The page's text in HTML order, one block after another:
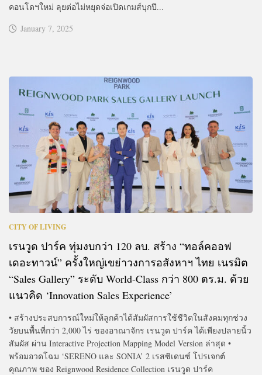
คอนโดฯใหม่ ลุยต่อไม่หยุดจ่อเปิดเกมส์บุกปี...
January 7, 2025
CITY OF LIVING
เรนวูด ปาร์ค ทุ่มงบกว่า 120 ลบ. สร้าง “ทอล์คออฟ
เดอะทาวน์” ครั้งใหญ่เขย่าวงการอสังหาฯ ไทย เนรมิต
“Sales Gallery” ระดับ World-Class กว่า 800 ตร.ม. ด้วย
แนวคิด ‘Innovation Sales Experience’
• สร้างประสบการณ์ใหม่ให้ลูกค้าได้สัมผัสการใช้ชีวิตในสังคมทุกช่วง
วัยบนพื้นที่กว่า 2,000 ไร่ ของอาณาจักร เรนวูด ปาร์ค ได้เพียงปลายนิ้ว
สัมผัส ผ่าน Interactive Projection Mapping Model Version ล่าสุด •
พร้อมอวดโฉม ‘SERENO และ SONIA’ 2 เรสซิเดนซ์ โปรเจกต์
คุณภาพ ของ Reignwood Residence Collection เรนวูด ปาร์ค